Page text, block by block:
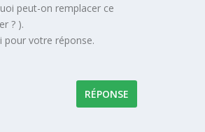
peut-on remplacer ce
? ).
pour votre réponse.
RÉPONSE